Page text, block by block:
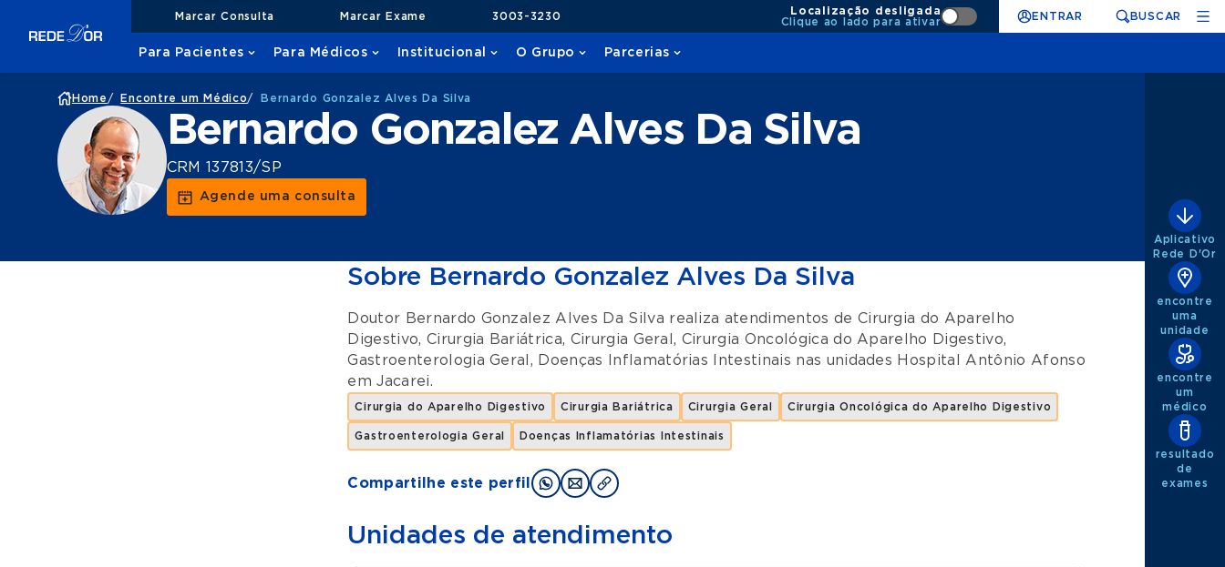
Marcar Consulta Marcar Exame 3003-3230
Localização desligada
Clique ao lado para ativar
ENTRAR BUSCAR
Para Pacientes Para Médicos Institucional O Grupo Parcerias
Home / Encontre um Médico/ Bernardo Gonzalez Alves Da Silva
Bernardo Gonzalez Alves Da Silva
CRM 137813/SP
Agende uma consulta
Sobre Bernardo Gonzalez Alves Da Silva
Doutor Bernardo Gonzalez Alves Da Silva realiza atendimentos de Cirurgia do Aparelho
Digestivo, Cirurgia Bariátrica, Cirurgia Geral, Cirurgia Oncológica do Aparelho Digestivo,
Gastroenterologia Geral , Doenças Inflamatórias Intestinais nas unidades Hospital Antônio Afonso
emJacarei.
Cirurgia do Aparelho Digestivo Cirurgia Bariátrica Cirurgia Geral Cirurgia Oncológica do Aparelho Digestivo
Gastroenterologia Geral Doenças Inflamatórias Intestinais
Compartilhe este perfil
Unidades de atendimento
Aplicativo
Rede D'Or
encontre
uma
unidade
encontre
um
médico
resultado
de
exames